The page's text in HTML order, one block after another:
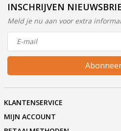
INSCHRIJVEN
Meld je nu aan voor extra
KLANTENSERVICE
MIJN ACCOUNT